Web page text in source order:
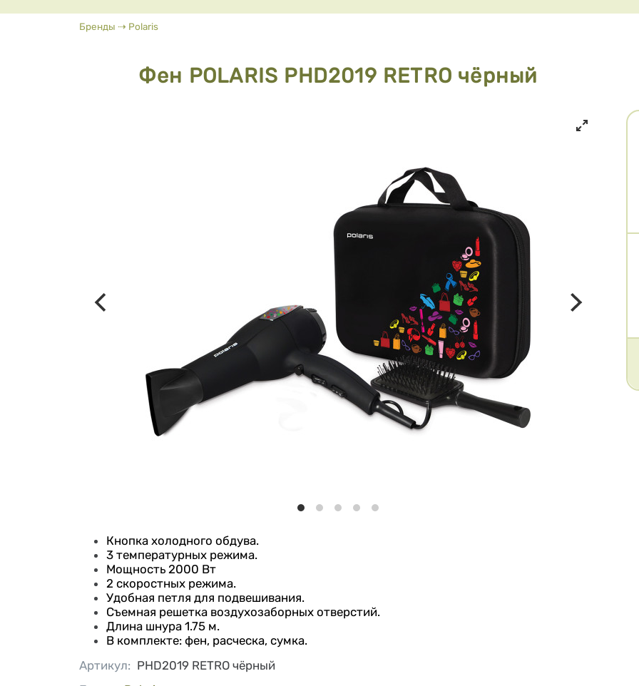
Вы здесь
Бренды ⇢ Polaris
Фен POLARIS PHD2019 RETRO чёрный
Кнопка холодного обдува.
3 температурных режима.
Мощность 2000 Вт
2 скоростных режима.
Удобная петля для подвешивания.
Съемная решетка воздухозаборных отверстий.
Длина шнура 1.75 м.
В комплекте: фен, расческа, сумка.
Артикул: PHD2019 RETRO чёрный